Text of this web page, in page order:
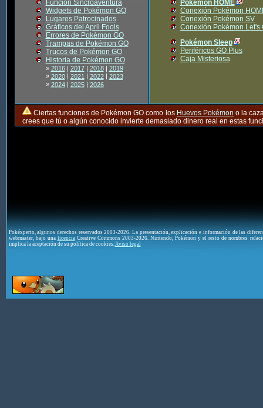
Función Sincroaventura
Widgets de Pokémon GO
Lugares Patrocinados
Gráficos del April Fools
Errores de Pokémon GO
Trampas de Pokémon GO
Trucos de Pokémon GO
Historia de Pokémon GO
» 2016| 2017| 2018| 2019
» 2020| 2021| 2022| 2023
» 2024| 2025| 2026
Pokémon HOME
Conexión Pokémon
Conexión Pokémon SV
Conexión Pokémon Let's
Pokémon Sleep
Periféricos GO Plus
Caja Misteriosa
Ciertas funciones de Pokémon GO como los Huevos Pokémon o la
crees que tú o algún conocido invierte demasiado dinero real en estas
Pokéxperto, algunos derechos reservados 2003-2026. La presentación, explicación e información de las
webmaster, bajo una licenciaCreative Commons 2003-2026. Nintendo, Pokémon y el resto de nombres
implica la aceptación de su política de cookies. Aviso legal